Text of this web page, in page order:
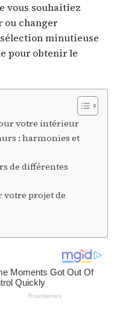
vous souhaitiez
ou changer
minutieuse
pour obtenir le
votre intérieur
: harmonies et
de différentes
projet de